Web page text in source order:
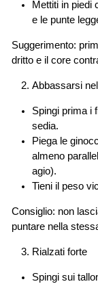
Mettiti in piedi
e le punte
Suggerimento:
dritto e il core
Abbassarsi
Spingi prima i
sedia.
Piega le
almeno
agio).
Tieni il peso
Consiglio: non
puntare nella
Rialzati forte
Spingi sui